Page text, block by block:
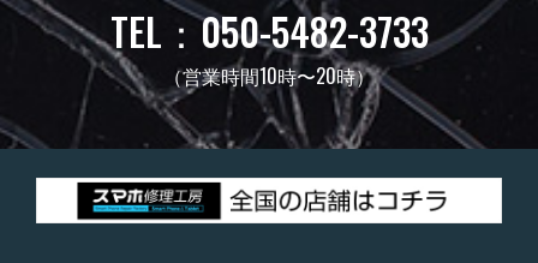
TEL：050-5482-3733
（営業時間10時〜20時）